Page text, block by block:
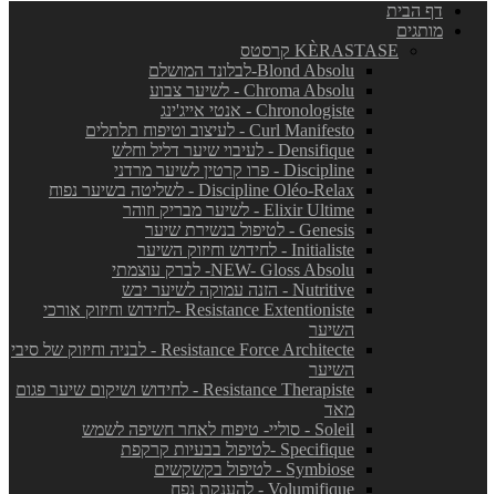
דף הבית
מותגים
KÈRASTASE קרסטס
Blond Absolu-לבלונד המושלם
Chroma Absolu - לשיער צבוע
Chronologiste - אנטי אייג'ינג
Curl Manifesto - לעיצוב וטיפוח תלתלים
Densifique - לעיבוי שיער דליל וחלש
Discipline - פרו קרטין לשיער מרדני
Discipline Oléo-Relax - לשליטה בשיער נפוח
Elixir Ultime - לשיער מבריק וזוהר
Genesis - לטיפול בנשירת שיער
Initialiste - לחידוש וחיזוק השיער
NEW- Gloss Absolu- לברק עוצמתי
Nutritive - הזנה עמוקה לשיער יבש
Resistance Extentioniste -לחידוש וחיזוק אורכי
השיער
Resistance Force Architecte - לבניה וחיזוק של סיבי
השיער
Resistance Therapiste - לחידוש ושיקום שיער פגום
מאד
Soleil - סוליי- טיפוח לאחר חשיפה לשמש
Specifique -לטיפול בבעיות קרקפת
Symbiose - לטיפול בקשקשים
Volumifique - להענקת נפח